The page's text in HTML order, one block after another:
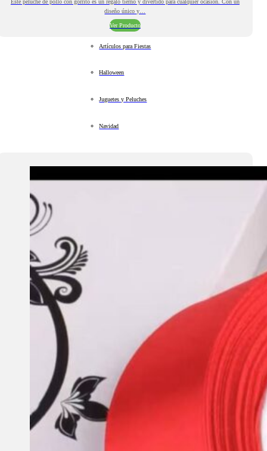
Este peluche de pollo con gorrito es un regalo tierno y divertido para cualquier ocasión. Con un
diseño único y…
Ver Producto
Artículos para Fiestas
Halloween
Juguetes y Peluches
Navidad